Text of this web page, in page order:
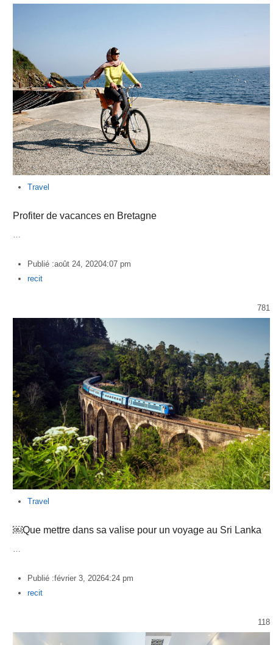
Travel
Profiter de vacances en Bretagne
Publié :août 24, 20204:07 pm
Author
recit
781
Travel
￼Que mettre dans sa valise pour un voyage au Sri Lanka
…
Publié :février 3, 20264:24 pm
Author
recit
118